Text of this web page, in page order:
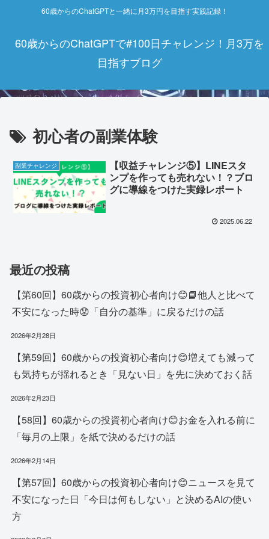
60歳からのChatGPTと一緒に月3万円を目指す実践記録！
60歳からのChatGPTで#100日チャレンジ！月3万を
目指すブログ
初心者の副業体験
副業チャレンジ
【収益チャレンジ⑤】LINEスタ
ンプを作っても売れない！？ブロ
グに導線をつけた実録レポート
2025.06.22
最近の投稿
【第60回】60歳からの投資初心者向け😊📘他人と比べて
不安になった時😟「自分の基準」に戻るだけの話
2026年2月28日
【第59回】60歳からの投資初心者向け😊増えても減って
も気持ちが揺れるとき「見ない日」を先に決めておく話
2026年2月23日
【58回】60歳からの投資初心者向け😊お金を入れる前に
「毎月の上限」を紙で決めるだけの話
2026年2月14日
【第57回】60歳からの投資初心者向け😊ニュースを見て
不安になった日「今日は何もしない」と決めるAIの使い
方